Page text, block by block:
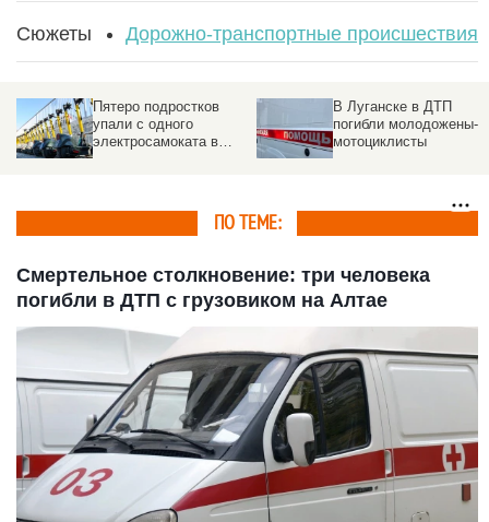
Сюжеты Дорожно-транспортные происшествия
Пятеро подростков
упали с одного
электросамоката в
В Луганске в ДТП
погибли молодожены-
мотоциклисты
ПО ТЕМЕ:
Смертельное столкновение: три человека
погибли в ДТП с грузовиком на Алтае